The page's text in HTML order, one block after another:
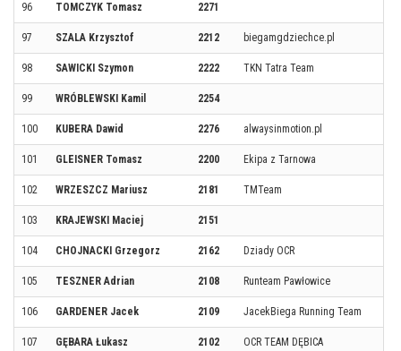
96 TOMCZYK Tomasz 2271
97 SZALA Krzysztof 2212 biegamgdziechce.pl
98 SAWICKI Szymon 2222 TKN Tatra Team
99 WRÓBLEWSKI Kamil 2254
100 KUBERA Dawid 2276 alwaysinmotion.pl
101 GLEISNER Tomasz 2200 Ekipa z Tarnowa
102 WRZESZCZ Mariusz 2181 TMTeam
103 KRAJEWSKI Maciej 2151
104 CHOJNACKI Grzegorz 2162 Dziady OCR
105 TESZNER Adrian 2108 Runteam Pawłowice
106 GARDENER Jacek 2109 JacekBiega Running Team
107 GĘBARA Łukasz 2102 OCR TEAM DĘBICA